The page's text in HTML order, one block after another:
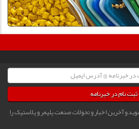
ثبت نام در خبرنامه
و آخرین اخبار و تحولات صنعت پلیمر و پلاستیک را